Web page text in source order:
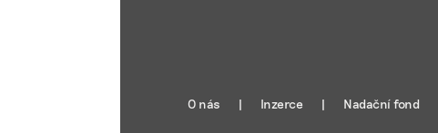
O nás Inzerce Nadační fond